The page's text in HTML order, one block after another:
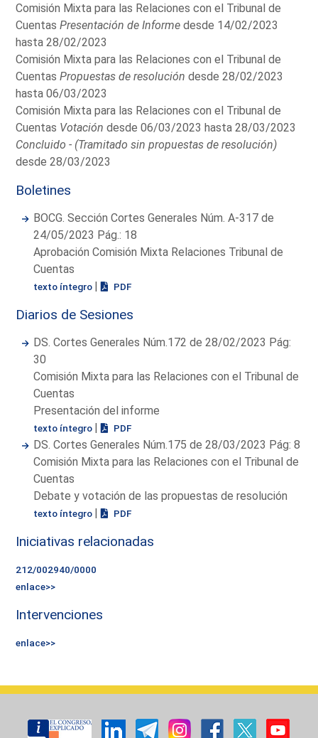
Comisión Mixta para las Relaciones con el Tribunal de
CuentasPresentación de Informe desde 14/02/2023
hasta 28/02/2023
Comisión Mixta para las Relaciones con el Tribunal de
CuentasPropuestas de resolución desde 28/02/2023
hasta 06/03/2023
Comisión Mixta para las Relaciones con el Tribunal de
Cuentas Votación desde 06/03/2023 hasta 28/03/2023
Concluido - (Tramitado sin propuestas de resolución)
desde 28/03/2023
Boletines
BOCG. Sección Cortes Generales Núm. A-317 de
24/05/2023 Pág.: 18
Aprobación Comisión Mixta Relaciones Tribunal de
Cuentas
texto íntegro | PDF
Diarios de Sesiones
DS. Cortes Generales Núm.172 de 28/02/2023 Pág:
30
Comisión Mixta para las Relaciones con el Tribunal de
Cuentas
Presentación del informe
texto íntegro | PDF
DS. Cortes Generales Núm.175 de 28/03/2023 Pág: 8
Comisión Mixta para las Relaciones con el Tribunal de
Cuentas
Debate y votación de las propuestas de resolución
texto íntegro | PDF
Iniciativas relacionadas
212/002940/0000
enlace>>
Intervenciones
enlace>>